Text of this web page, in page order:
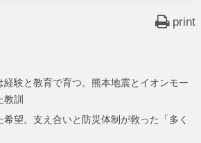
print
経験と教育で育つ。熊本地震とイオンモー
教訓
望。支え合いと防災体制が救った「多く